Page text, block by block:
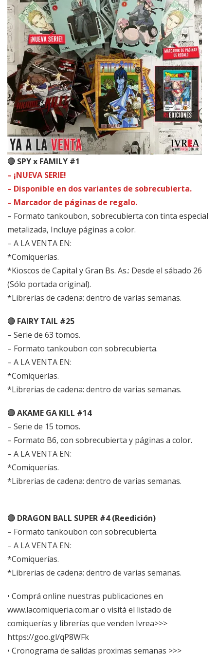
🔴 SPY x FAMILY #1
– ¡NUEVA SERIE!
– Disponible en dos variantes de sobrecubierta.
– Marcador de páginas de regalo.
– Formato tankoubon, sobrecubierta con tinta especial
metalizada, Incluye páginas a color.
– A LA VENTA EN:
*Comiquerías.
*Kioscos de Capital y Gran Bs. As.: Desde el sábado 26
(Sólo portada original).
*Librerias de cadena: dentro de varias semanas.
🔴 FAIRY TAIL #25
– Serie de 63 tomos.
– Formato tankoubon con sobrecubierta.
– A LA VENTA EN:
*Comiquerías.
*Librerias de cadena: dentro de varias semanas.
🔴 AKAME GA KILL #14
– Serie de 15 tomos.
– Formato B6, con sobrecubierta y páginas a color.
– A LA VENTA EN:
*Comiquerías.
*Librerias de cadena: dentro de varias semanas.
🔴 DRAGON BALL SUPER #4 (Reedición)
– Formato tankoubon con sobrecubierta.
– A LA VENTA EN:
*Comiquerías.
*Librerias de cadena: dentro de varias semanas.
• Comprá online nuestras publicaciones en
www.lacomiqueria.com.aro visitá el listado de
comiquerías y librerías que venden Ivrea>>>
https://goo.gl/qP8WFk
• Cronograma de salidas proximas semanas >>>